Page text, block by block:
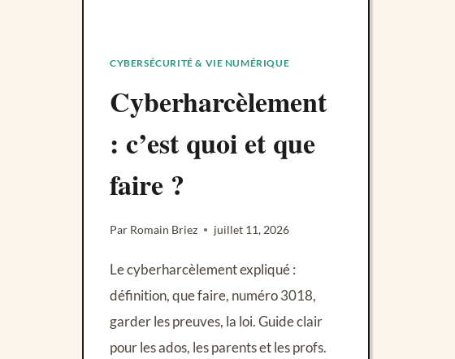
CYBERSÉCURITÉ & VIE NUMÉRIQUE
Cyberharcèlement
: c’est quoi et que
faire ?
Par Romain Briez juillet 11, 2026
Le cyberharcèlement expliqué :
définition, que faire, numéro 3018,
garder les preuves, la loi. Guide clair
pour les ados, les parents et les profs.